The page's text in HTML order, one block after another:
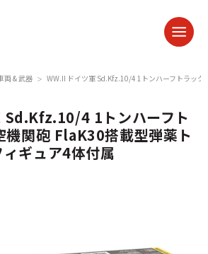
両 & 武器 ＞ WW.II ドイツ軍 Sd.Kfz.10/4 1トンハーフトラッ
Sd.Kfz.10/4 1トンハーフト
関砲 FlaK30搭載型弾薬ト
ギュア4体付属